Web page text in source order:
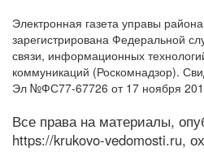
Электронная газета управы
зарегистрирована Федеральной
связи, информационных
коммуникаций (Роскомнадзор).
Эл №ФС77-67726 от 17 ноября
Все права на материалы,
https://krukovo-vedomosti.ru,